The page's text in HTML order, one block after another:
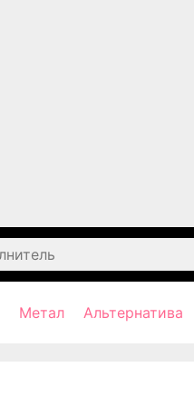
Метал Альтернатива